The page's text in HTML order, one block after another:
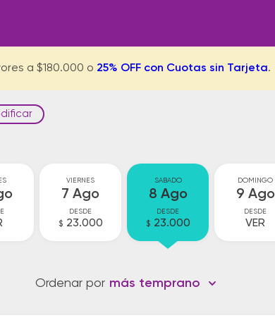
a $180.000 o 25% OFF con Cuotas sin Tarjeta.
VIERNES
7 Ago
DESDE
$ 23.000
SABADO
8 Ago
DESDE
$ 23.000
DOMINGO
9 Ago
DESDE
VER
Ordenar por más temprano